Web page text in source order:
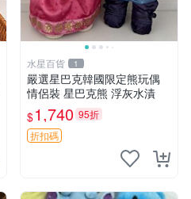
水星百貨 1
嚴選星巴克韓國限定熊玩偶
情侶裝 星巴克熊 浮灰水漬
$1,740 95折
折扣碼